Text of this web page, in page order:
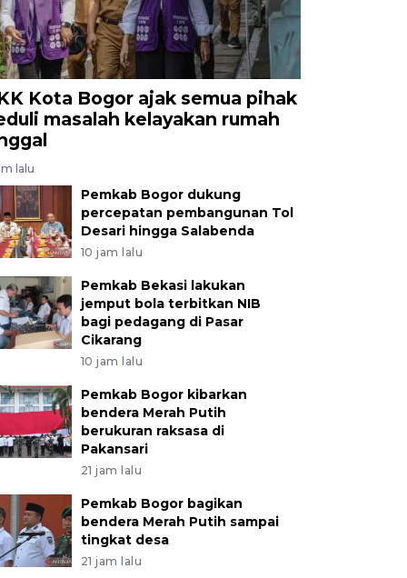
Kota Bogor ajak semua pihak
masalah kelayakan rumah
lalu
Pemkab Bogor dukung
percepatan pembangunan Tol
Desari hingga Salabenda
10 jam lalu
Pemkab Bekasi lakukan
jemput bola terbitkan NIB
bagi pedagang di Pasar
Cikarang
10 jam lalu
Pemkab Bogor kibarkan
bendera Merah Putih
berukuran raksasa di
Pakansari
21 jam lalu
Pemkab Bogor bagikan
bendera Merah Putih sampai
tingkat desa
21 jam lalu